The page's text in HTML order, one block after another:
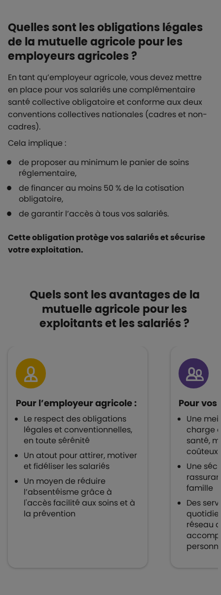
Quelles sont les obligations légales
de la mutuelle agricole pour les
employeurs agricoles ?
En tant qu’employeur agricole, vous devez mettre
en place pour vos salariés une complémentaire
santé collective obligatoire et conforme aux deux
conventions collectives nationales (cadres et non-
cadres).
Cela implique :
de proposer au minimum le panier de soins
réglementaire,
de financer au moins 50 % de la cotisation
obligatoire,
de garantir l’accès à tous vos salariés.
Cette obligation protège vos salariés et sécurise
votre exploitation.
Quels sont les avantages de la
mutuelle agricole pour les
exploitants et les salariés ?
Pour l’employeur agricole :
Le respect des obligations
légales et conventionnelles,
en toute sérénité
Un atout pour attirer, motiver
et fidéliser les salariés
Un moyen de réduire
l’absentéisme grâce à
l'accès facilité aux soins et à
la prévention
Pour vos
Une
charge
santé,
coûteux
Une
famille
Des
réseau